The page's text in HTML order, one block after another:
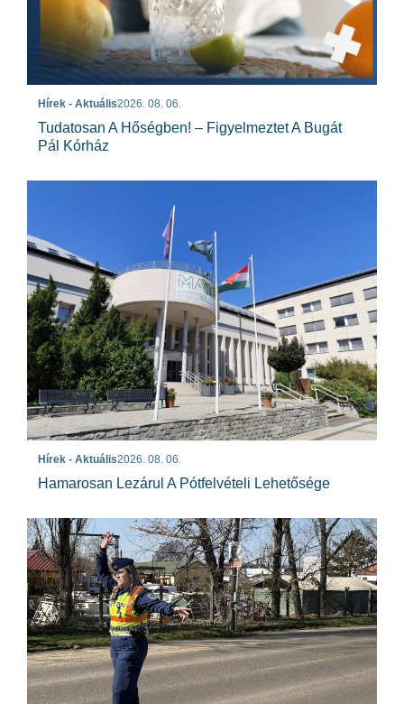
Hírek - Aktuális2026. 08. 06.
Tudatosan A Hőségben! – Figyelmeztet A Bugát
Pál Kórház
Hírek - Aktuális2026. 08. 06.
Hamarosan Lezárul A Pótfelvételi Lehetősége